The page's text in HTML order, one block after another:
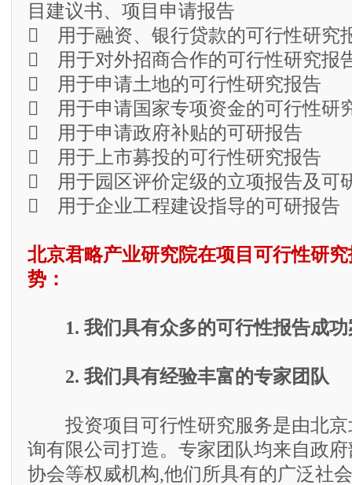
目建议书、项目申请报告
 用于融资、银行贷款的可行性研究
 用于对外招商合作的可行性研究报
 用于申请土地的可行性研究报告
 用于申请国家专项资金的可行性研
 用于申请政府补贴的可研报告
 用于上市募投的可行性研究报告
 用于园区评价定级的立项报告及可
 用于企业工程建设指导的可研报告
北京君略产业研究院在项目可行性研
势：
1. 我们具有众多的可行性报告成功
2. 我们具有经验丰富的专家团队
投资项目可行性研究服务是由北京
询有限公司打造。专家团队均来自政
协会等权威机构,他们所具有的广泛社